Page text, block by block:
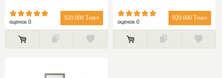
920 000 Тенге
оценок 0
920 000 Тенге
оценок 0